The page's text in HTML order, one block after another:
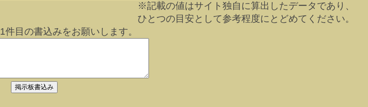
※記載の値はサイト独自に算出したデータであり、
ひとつの目安として参考程度にとどめてください。
1件目の書込みをお願いします。